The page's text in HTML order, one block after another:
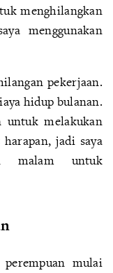
menghilangkan
menggunakan
pekerjaan.
hidup bulanan.
untuk melakukan
jadi saya
malam untuk
mulai